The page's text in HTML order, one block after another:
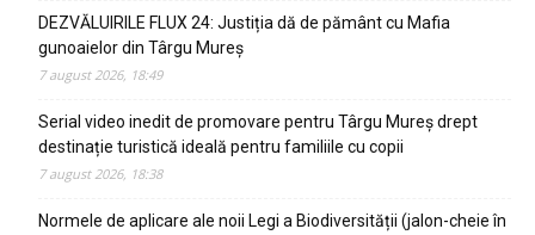
DEZVĂLUIRILE FLUX 24: Justiția dă de pământ cu Mafia
gunoaielor din Târgu Mureș
7 august 2026, 18:49
Serial video inedit de promovare pentru Târgu Mureș drept
destinație turistică ideală pentru familiile cu copii
7 august 2026, 18:38
Normele de aplicare ale noii Legi a Biodiversității (jalon-cheie în